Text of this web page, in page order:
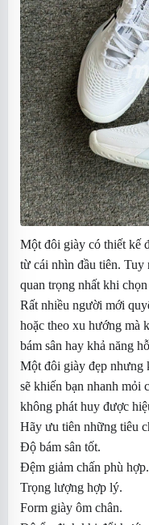
Một đôi giày có thiết kế
từ cái nhìn đầu tiên. Tuy
quan trọng nhất khi
Rất nhiều người mới
hoặc theo xu hướng mà
bám sân hay khả năng
Một đôi giày đẹp nhưng
sẽ khiến bạn nhanh mỏi
không phát huy được
Hãy ưu tiên những tiêu
Độ bám sân tốt.
Đệm giảm chấn phù hợp.
Trọng lượng hợp lý.
Form giày ôm chân.